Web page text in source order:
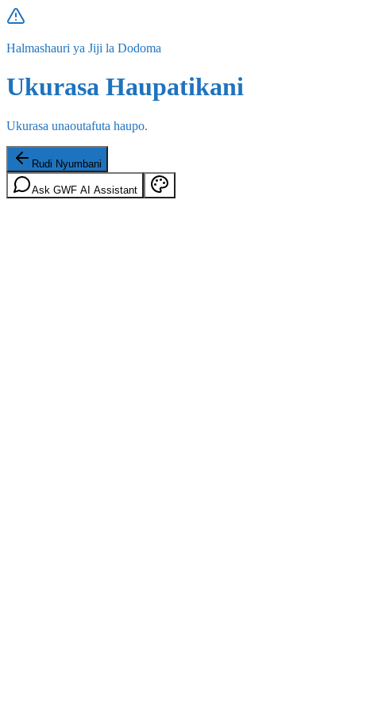
Halmashauri ya Jiji la Dodoma
Ukurasa Haupatikani
Ukurasa unaoutafuta haupo.
Rudi Nyumbani
Ask GWF AI Assistant